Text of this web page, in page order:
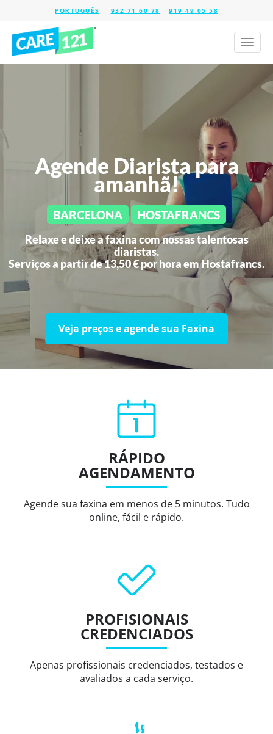
932 71 60 78 919 49 05 58
Toggle
Agende Diarista para
amanhã!
BARCELONA HOSTAFRANCS
Relaxe e deixe a faxina com nossas talentosas
diaristas.
Serviços a partir de 13,50 € por hora emHostafrancs.
Veja preços e agende sua Faxina
RÁPIDO
AGENDAMENTO
Agende sua faxina em menos de 5 minutos. Tudo
online, fácil e rápido.
PROFISIONAIS
CREDENCIADOS
Apenas profissionais credenciados, testados e
avaliados a cada serviço.